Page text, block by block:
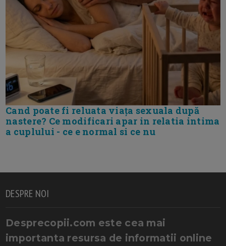
Cand poate fi reluata viața sexuala după
nastere? Ce modificari apar in relatia intima
a cuplului - ce e normal si ce nu
DESPRE NOI
Desprecopii.com este cea mai
importanta resursa de informatii online